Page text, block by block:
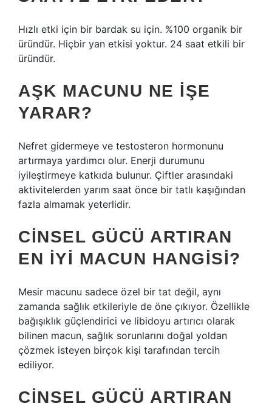
Hızlı etki için bir bardak su için. %100 organik bir
üründür. Hiçbir yan etkisi yoktur. 24 saat etkili bir
üründür.
AŞK MACUNU NE IŞE
YARAR?
Nefret gidermeye ve testosteron hormonunu
artırmaya yardımcı olur. Enerji durumunu
iyileştirmeye katkıda bulunur. Çiftler arasındaki
aktivitelerden yarım saat önce bir tatlı kaşığından
fazla almamak yeterlidir.
CINSEL GÜCÜ ARTIRAN
EN IYI MACUN HANGISI?
Mesir macunu sadece özel bir tat değil, aynı
zamanda sağlık etkileriyle de öne çıkıyor. Özellikle
bağışıklık güçlendirici ve libidoyu artırıcı olarak
bilinen macun, sağlık sorunlarını doğal yoldan
çözmek isteyen birçok kişi tarafından tercih
ediliyor.
CINSEL GÜCÜ ARTIRAN